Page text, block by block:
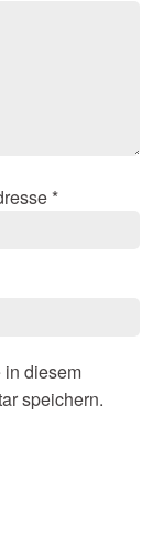
*
in diesem
speichern.